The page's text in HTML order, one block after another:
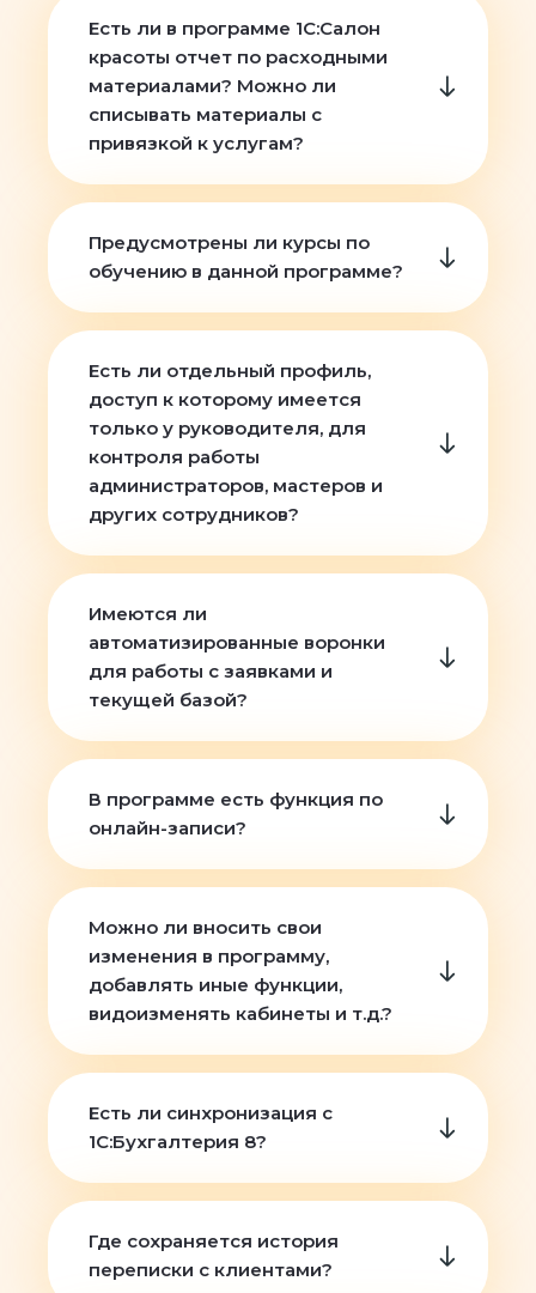
Есть ли в программе 1С:Салон
красоты отчет по расходными
материалами? Можно ли
списывать материалы с
привязкой к услугам?
Предусмотрены ли курсы по
обучению в данной программе?
Есть ли отдельный профиль,
доступ к которому имеется
только у руководителя, для
контроля работы
администраторов, мастеров и
других сотрудников?
Имеются ли
автоматизированные воронки
для работы с заявками и
текущей базой?
В программе есть функция по
онлайн-записи?
Можно ли вносить свои
изменения в программу,
добавлять иные функции,
видоизменять кабинеты и т.д.?
Есть ли синхронизация с
1С:Бухгалтерия 8?
Где сохраняется история
переписки с клиентами?